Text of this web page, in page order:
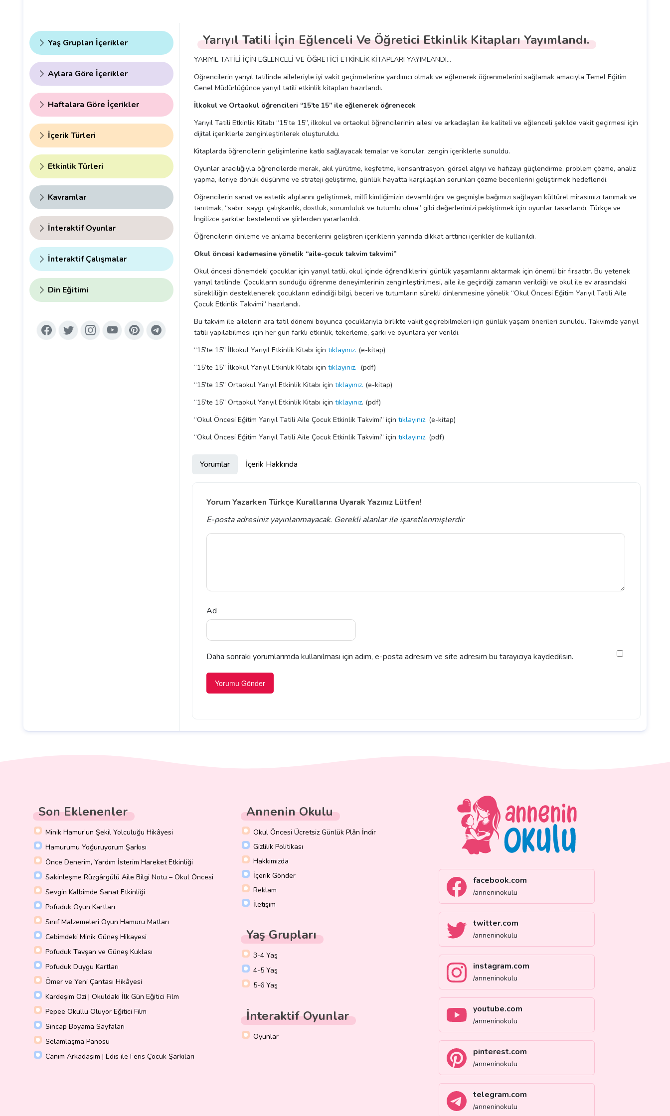
Yaş Grupları İçerikler
Aylara Göre İçerikler
Haftalara Göre İçerikler
İçerik Türleri
Etkinlik Türleri
Kavramlar
İnteraktif Oyunlar
İnteraktif Çalışmalar
Din Eğitimi
Yarıyıl Tatili İçin Eğlenceli Ve Öğretici Etkinlik Kitapları Yayımlandı.
YARIYIL TATİLİ İÇİN EĞLENCELİ VE ÖĞRETİCİ ETKİNLİK KİTAPLARI YAYIMLANDI…
Öğrencilerin yarıyıl tatilinde aileleriyle iyi vakit geçirmelerine yardımcı olmak ve eğlenerek öğrenmelerini sağlamak amacıyla Temel Eğitim
Genel Müdürlüğünce yarıyıl tatili etkinlik kitapları hazırlandı.
İlkokul ve Ortaokul öğrencileri “15’te 15” ile eğlenerek öğrenecek
Yarıyıl Tatili Etkinlik Kitabı “15’te 15”, ilkokul ve ortaokul öğrencilerinin ailesi ve arkadaşları ile kaliteli ve eğlenceli şekilde vakit geçirmesi için
dijital içeriklerle zenginleştirilerek oluşturuldu.
Kitaplarda öğrencilerin gelişimlerine katkı sağlayacak temalar ve konular, zengin içeriklerle sunuldu.
Oyunlar aracılığıyla öğrencilerde merak, akıl yürütme, keşfetme, konsantrasyon, görsel algıyı ve hafızayı güçlendirme, problem çözme, analiz
yapma, ileriye dönük düşünme ve strateji geliştirme, günlük hayatta karşılaşılan sorunları çözme becerilerini geliştirmek hedeflendi.
Öğrencilerin sanat ve estetik algılarını geliştirmek, millî kimliğimizin devamlılığını ve geçmişle bağımızı sağlayan kültürel mirasımızı tanımak ve
tanıtmak, “sabır, saygı, çalışkanlık, dostluk, sorumluluk ve tutumlu olma” gibi değerlerimizi pekiştirmek için oyunlar tasarlandı, Türkçe ve
İngilizce şarkılar bestelendi ve şiirlerden yararlanıldı.
Öğrencilerin dinleme ve anlama becerilerini geliştiren içeriklerin yanında dikkat arttırıcı içerikler de kullanıldı.
Okul öncesi kademesine yönelik “aile-çocuk takvim takvimi”
Okul öncesi dönemdeki çocuklar için yarıyıl tatili, okul içinde öğrendiklerini günlük yaşamlarını aktarmak için önemli bir fırsattır. Bu yetenek
yarıyıl tatilinde; Çocukların sunduğu öğrenme deneyimlerinin zenginleştirilmesi, aile ile geçirdiği zamanın verildiği ve okul ile ev arasındaki
sürekliliğin desteklenerek çocukların edindiği bilgi, beceri ve tutumların sürekli dinlenmesine yönelik “Okul Öncesi Eğitim Yarıyıl Tatili Aile
Çocuk Etkinlik Takvimi” hazırlandı.
Bu takvim ile ailelerin ara tatil dönemi boyunca çocuklarıyla birlikte vakit geçirebilmeleri için günlük yaşam önerileri sunuldu. Takvimde yarıyıl
tatili yapılabilmesi için her gün farklı etkinlik, tekerleme, şarkı ve oyunlara yer verildi.
“15’te 15” İlkokul Yarıyıl Etkinlik Kitabı için tıklayınız. (e-kitap)
“15’te 15” İlkokul Yarıyıl Etkinlik Kitabı için tıklayınız. (pdf)
“15’te 15” Ortaokul Yarıyıl Etkinlik Kitabı için tıklayınız. (e-kitap)
“15’te 15” Ortaokul Yarıyıl Etkinlik Kitabı için tıklayınız. (pdf)
“Okul Öncesi Eğitim Yarıyıl Tatili Aile Çocuk Etkinlik Takvimi” için tıklayınız. (e-kitap)
“Okul Öncesi Eğitim Yarıyıl Tatili Aile Çocuk Etkinlik Takvimi” için tıklayınız. (pdf)
Yorumlar İçerik Hakkında
Yorum Yazarken Türkçe Kurallarına Uyarak Yazınız Lütfen!
E-posta adresiniz yayınlanmayacak. Gerekli alanlarile işaretlenmişlerdir
Ad
Daha sonraki yorumlarımda kullanılması için adım, e-posta adresim ve site adresim bu tarayıcıya kaydedilsin.
Son Eklenenler
Minik Hamur’un Şekil Yolculuğu Hikâyesi
Hamurumu Yoğuruyorum Şarkısı
Önce Denerim, Yardım İsterim Hareket Etkinliği
Sakinleşme Rüzgârgülü Aile Bilgi Notu – Okul Öncesi
Sevgin Kalbimde Sanat Etkinliği
Pofuduk Oyun Kartları
Sınıf Malzemeleri Oyun Hamuru Matları
Cebimdeki Minik Güneş Hikayesi
Pofuduk Tavşan ve Güneş Kuklası
Pofuduk Duygu Kartları
Ömer ve Yeni Çantası Hikâyesi
Kardeşim Ozi | Okuldaki İlk Gün Eğitici Film
Pepee Okullu Oluyor Eğitici Film
Sincap Boyama Sayfaları
Selamlaşma Panosu
Canım Arkadaşım | Edis ile Feris Çocuk Şarkıları
Annenin Okulu
Okul Öncesi Ücretsiz Günlük Plân İndir
Gizlilik Politikası
Hakkımızda
İçerik Gönder
Reklam
İletişim
Yaş Grupları
3-4 Yaş
4-5 Yaş
5-6 Yaş
İnteraktif Oyunlar
Oyunlar
facebook.com
/anneninokulu
twitter.com
/anneninokulu
instagram.com
/anneninokulu
youtube.com
/anneninokulu
pinterest.com
/anneninokulu
telegram.com
/anneninokulu